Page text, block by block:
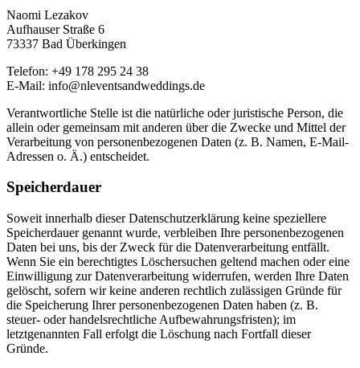
Naomi Lezakov
Aufhauser Straße 6
73337 Bad Überkingen
Telefon: +49 178 295 24 38
E-Mail: info@nleventsandweddings.de
Verantwortliche Stelle ist die natürliche oder juristische Person, die
allein oder gemeinsam mit anderen über die Zwecke und Mittel der
Verarbeitung von personenbezogenen Daten (z. B. Namen, E-Mail-
Adressen o. Ä.) entscheidet.
Speicherdauer
Soweit innerhalb dieser Datenschutzerklärung keine speziellere
Speicherdauer genannt wurde, verbleiben Ihre personenbezogenen
Daten bei uns, bis der Zweck für die Datenverarbeitung entfällt.
Wenn Sie ein berechtigtes Löschersuchen geltend machen oder eine
Einwilligung zur Datenverarbeitung widerrufen, werden Ihre Daten
gelöscht, sofern wir keine anderen rechtlich zulässigen Gründe für
die Speicherung Ihrer personenbezogenen Daten haben (z. B.
steuer- oder handelsrechtliche Aufbewahrungsfristen); im
letztgenannten Fall erfolgt die Löschung nach Fortfall dieser
Gründe.